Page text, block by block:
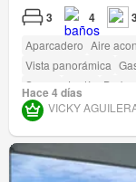
3 4
Aparcadero Aire
Vista panorámica
Sauna
Jardín
Hace 4 días
VICKY